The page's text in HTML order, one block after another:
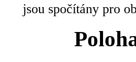
jsou spočítány pro